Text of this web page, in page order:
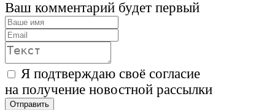
Ваш комментарий будет первый
Я подтверждаю своё согласие
на получение новостной рассылки